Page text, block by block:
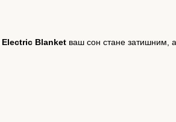
Electric Blanketваш сон стане затишним,